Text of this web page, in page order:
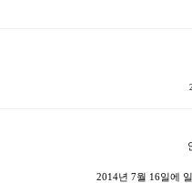
2014년 7월 16일에